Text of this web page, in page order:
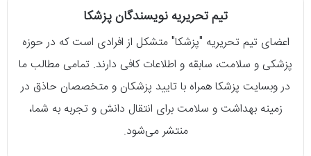
تیم تحریریه نویسندگان پزشکا
اعضای تیم تحریریه "پزشکا" متشکل از افرادی است که در حوزه
پزشکی و سلامت، سابقه و اطلاعات کافی دارند. تمامی مطالب ما
در وبسایت پزشکا همراه با تایید پزشکان و متخصصان حاذق در
زمینه بهداشت و سلامت برای انتقال دانش و تجربه به شما،
منتشر می‌شود.